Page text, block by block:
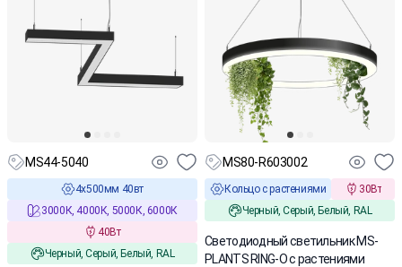
MS44-5040
4х500мм 40вт
3000К, 4000К, 5000К, 6000К
40Вт
Черный, Серый, Белый, RAL
MS80-R603002
Кольцо с растениями
30Вт
Черный, Серый, Белый, RAL
Светодиодный светильник MS-
PLANTS RING-O с растениями